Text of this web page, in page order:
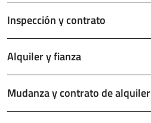
Inspección y contrato
Alquiler y fianza
Mudanza y contrato de alquiler